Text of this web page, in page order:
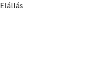
Elállás